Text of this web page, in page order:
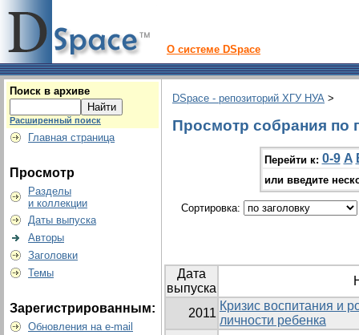
О системе DSpace
Поиск в архиве
Расширенный поиск
Главная страница
Просмотр
Разделы
и коллекции
Даты выпуска
Авторы
Заголовки
Темы
Зарегистрированным:
Обновления на e-mail
DSpace - репозиторий ХГУ НУА >
Просмотр собрания по
Перейти к: 0-9 A
или введите
Сортировка:
Дата
выпуска
2011
Кризис воспитания и
личности ребенка